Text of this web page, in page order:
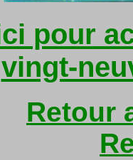
pour
vingt-
Retour